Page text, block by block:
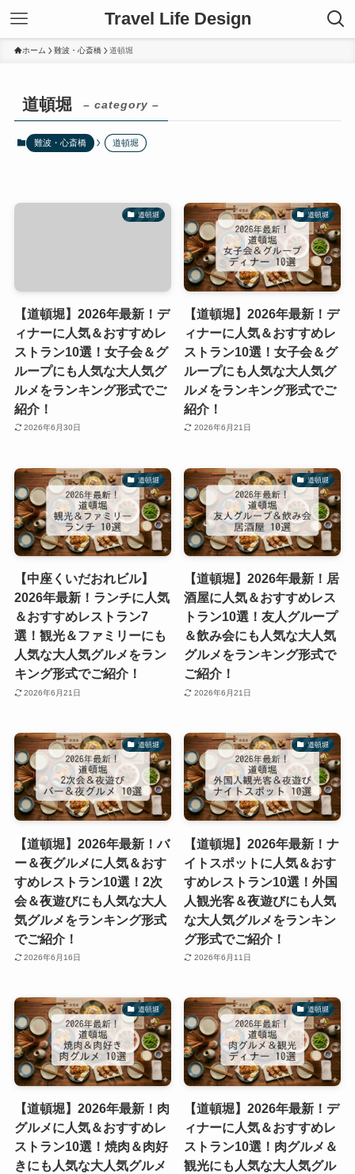
Travel Life Design
ホーム 難波・心斎橋 道頓堀
道頓堀 – category –
難波・心斎橋 道頓堀
道頓堀
【道頓堀】2026年最新！デ
ィナーに人気＆おすすめレ
ストラン10選！女子会＆グ
ループにも人気な大人気グ
ルメをランキング形式でご
紹介！
2026年6月30日
道頓堀
【道頓堀】2026年最新！デ
ィナーに人気＆おすすめレ
ストラン10選！女子会＆グ
ループにも人気な大人気グ
ルメをランキング形式でご
紹介！
2026年6月21日
道頓堀
【中座くいだおれビル】
2026年最新！ランチに人気
＆おすすめレストラン7
選！観光＆ファミリーにも
人気な大人気グルメをラン
キング形式でご紹介！
2026年6月21日
道頓堀
【道頓堀】2026年最新！居
酒屋に人気＆おすすめレス
トラン10選！友人グループ
＆飲み会にも人気な大人気
グルメをランキング形式で
ご紹介！
2026年6月21日
道頓堀
【道頓堀】2026年最新！バ
ー＆夜グルメに人気＆おす
すめレストラン10選！2次
会＆夜遊びにも人気な大人
気グルメをランキング形式
でご紹介！
2026年6月16日
道頓堀
【道頓堀】2026年最新！ナ
イトスポットに人気＆おす
すめレストラン10選！外国
人観光客＆夜遊びにも人気
な大人気グルメをランキン
グ形式でご紹介！
2026年6月11日
道頓堀
【道頓堀】2026年最新！肉
グルメに人気＆おすすめレ
ストラン10選！焼肉＆肉好
きにも人気な大人気グルメ
道頓堀
【道頓堀】2026年最新！デ
ィナーに人気＆おすすめレ
ストラン10選！肉グルメ＆
観光にも人気な大人気グル